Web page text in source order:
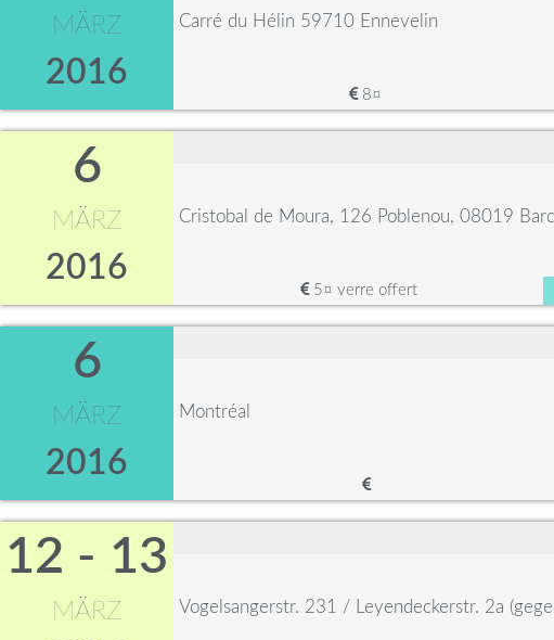
MÄRZ
2016
Carré du Hélin 59710 Ennevelin
8¤
6
MÄRZ
2016
Cristobal de Moura, 126 Poblenou, 08019
5¤ verre offert
6
MÄRZ
2016
Montréal
12 - 13
MÄRZ Vogelsangerstr. 231 / Leyendeckerstr. 2a